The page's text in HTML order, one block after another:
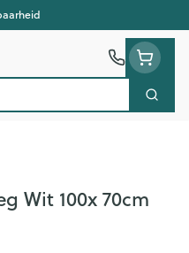
Zoek
Wit 100x 70cm